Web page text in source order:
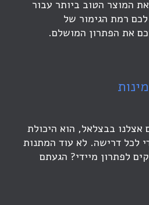
המוצר הטוב ביותר עבור
רמת הגימור של
את הפתרון המושלם.
אצלנו בבצלאל, הוא היכולת
לכל דרישה. לא עוד המתנות
לפתרון מיידי? הגעתם